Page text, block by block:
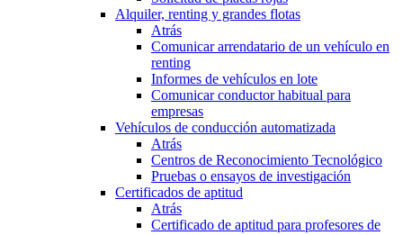
Alquiler, renting y grandes flotas
Atrás
Comunicar arrendatario de un vehículo en
renting
Informes de vehículos en lote
Comunicar conductor habitual para
empresas
Vehículos de conducción automatizada
Atrás
Centros de Reconocimiento Tecnológico
Pruebas o ensayos de investigación
Certificados de aptitud
Atrás
Certificado de aptitud para profesores de